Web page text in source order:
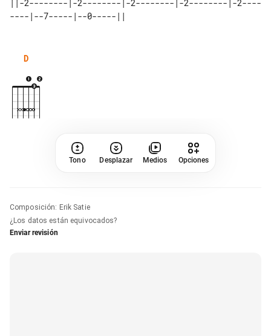
||-2--------|-2--------|-2--------|-2--------|-2----
D
Tono Desplazar Medios Opciones
Composición: Erik Satie
¿Los datos están equivocados?
Enviar revisión